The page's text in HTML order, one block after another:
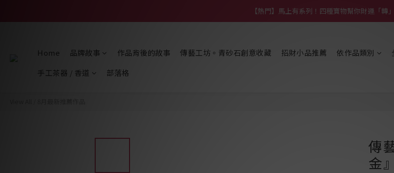
【熱門】馬上有系列！四種寶物幫你財運「轉
【補貨通知】悟道齊天大聖｜到貨拉！
Home 品牌故事 作品背後的故事 傳藝工坊。青砂石創意收藏 招財小品推薦 依作品類別
手工茶器 / 香道
部落格
傳
金